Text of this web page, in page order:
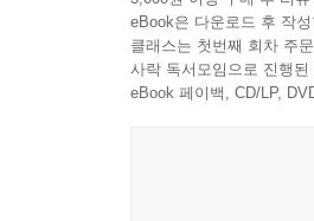
특이점으로 치닫는 신
1부가 연구 개발의
eBook은 다운로드 후 작
클래스는 첫번째 회차 주
사락 독서모임으로 진행
eBook 페이백, CD/LP,